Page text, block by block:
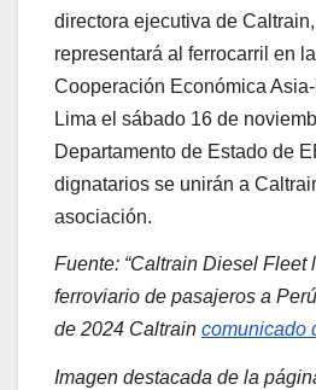
directora ejecutiva de
representará al ferrocarril en
Cooperación Económica
Lima el sábado 16 de
Departamento de Estado de
dignatarios se unirán a
asociación.
Fuente: “Caltrain Diesel Fleet
ferroviario de pasajeros a
de 2024 Caltrain comunicado
Imagen destacada de la